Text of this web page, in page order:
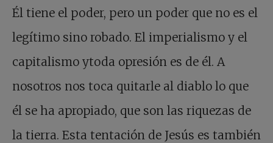
Él tiene el poder, pero un poder que no es el
legítimo sino robado. El imperialismo y el
capitalismo ytoda opresión es de él. A
nosotros nos toca quitarle al diablo lo que
él se ha apropiado, que son las riquezas de
la tierra. Esta tentación de Jesús es también